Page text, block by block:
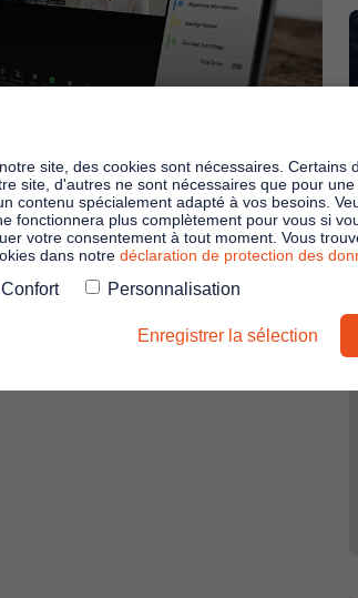
site, des cookies sont nécessaires. Certains
site, d'autres ne sont nécessaires que pour une
contenu spécialement adapté à vos besoins.
fonctionnera plus complètement pour vous si
votre consentement à tout moment. Vous
dans notre déclaration de protection des
Confort Personnalisation
Enregistrer la sélection